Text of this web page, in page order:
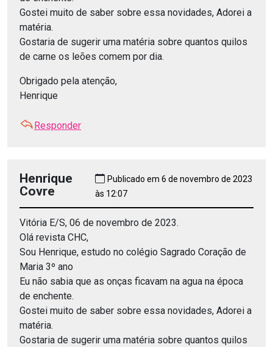
Gostei muito de saber sobre essa novidades, Adorei a
matéria.
Gostaria de sugerir uma matéria sobre quantos quilos
de carne os leões comem por dia.
Obrigado pela atenção,
Henrique
Responder
Henrique
Covre
Publicado em 6 de novembro de 2023
às 12:07
Vitória E/S, 06 de novembro de 2023.
Olá revista CHC,
Sou Henrique, estudo no colégio Sagrado Coração de
Maria 3º ano
Eu não sabia que as onças ficavam na agua na época
de enchente.
Gostei muito de saber sobre essa novidades, Adorei a
matéria.
Gostaria de sugerir uma matéria sobre quantos quilos